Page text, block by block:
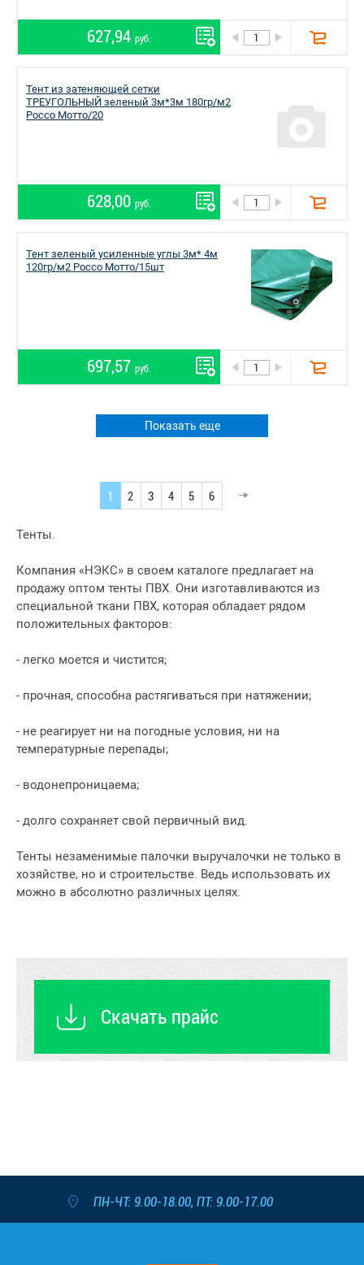
627,94 руб.
Тент из затеняющей сетки
ТРЕУГОЛЬНЫЙ зеленый 3м*3м 180гр/м2
Россо Мотто/20
628,00 руб.
Тент зеленый усиленные углы 3м* 4м
120гр/м2 Россо Мотто/15шт
697,57 руб.
Показать еще
1 2 3 4 5 6
Тенты.
Компания «НЭКС» в своем каталоге предлагает на
продажу оптом тенты ПВХ. Они изготавливаются из
специальной ткани ПВХ, которая обладает рядом
положительных факторов:
- легко моется и чистится;
- прочная, способна растягиваться при натяжении;
- не реагирует ни на погодные условия, ни на
температурные перепады;
- водонепроницаема;
- долго сохраняет свой первичный вид.
Тенты незаменимые палочки выручалочки не только в
хозяйстве, но и строительстве. Ведь использовать их
можно в абсолютно различных целях.
Скачать прайс
ПН-ЧТ: 9.00-18.00, ПТ: 9.00-17.00